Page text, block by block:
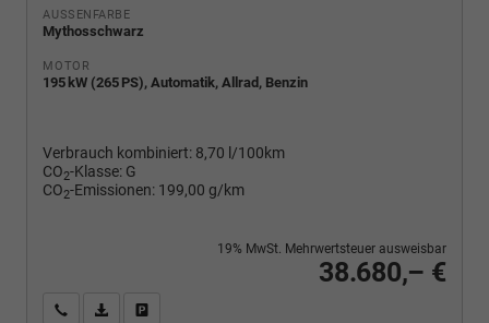
AUSSENFARBE
Mythosschwarz
MOTOR
195 kW (265 PS), Automatik, Allrad, Benzin
Verbrauch kombiniert: 8,70 l/100km
CO2-Klasse: G
CO2-Emissionen: 199,00 g/km
38.680,– €
19% MwSt. Mehrwertsteuer ausweisbar
Wir rufen Sie anPDF-Fahrzeugexposé drucken